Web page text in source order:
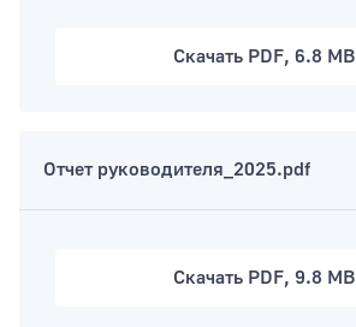
Скачать PDF, 6.8 MB
Отчет руководителя_2025.pdf
Скачать PDF, 9.8 MB